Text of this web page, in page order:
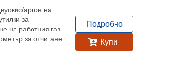
аргон на
за
на работния газ
за отчитане
Подробно
Купи